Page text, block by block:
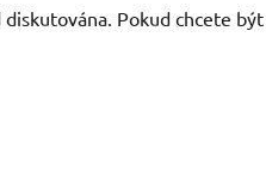
Pokud chcete